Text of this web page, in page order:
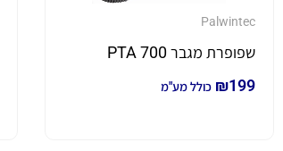
Palwintec
שפופרת מגבר PTA 700
₪199 כולל מע"מ